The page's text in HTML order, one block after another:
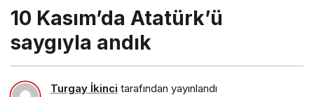
10 Kasım’da Atatürk’ü
saygıyla andık
Turgay İkinci tarafından yayınlandı